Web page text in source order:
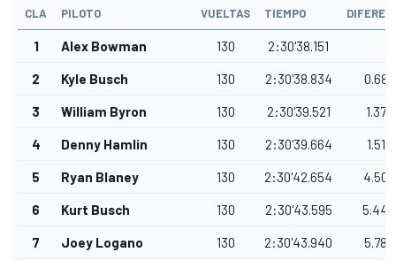
CLA PILOTO VUELTAS TIEMPO
1 Alex Bowman 130 2:30'38.151
2 Kyle Busch 130 2:30'38.834 0.683
3 William Byron 130 2:30'39.521 1.370
4 Denny Hamlin 130 2:30'39.664 1.513
5 Ryan Blaney 130 2:30'42.654 4.503
6 Kurt Busch 130 2:30'43.595 5.444
7 Joey Logano 130 2:30'43.940 5.789